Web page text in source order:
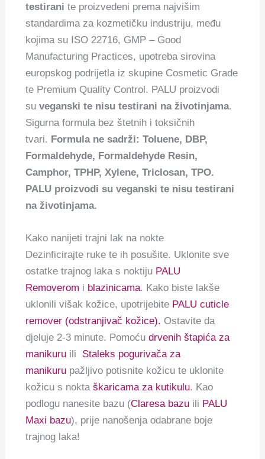
testirani te proizvedeni prema najvišim
standardima za kozmetičku industriju, među
kojima su ISO 22716, GMP – Good
Manufacturing Practices, upotreba sirovina
europskog podrijetla iz skupine Cosmetic Grade
te Premium Quality Control. PALU proizvodi
suveganski te nisu testirani na životinjama.
Sigurna formula bez štetnih i toksičnih
tvari. Formula ne sadrži: Toluene, DBP,
Formaldehyde, Formaldehyde Resin,
Camphor, TPHP, Xylene, Triclosan, TPO.
PALU proizvodi su veganski te nisu testirani
na životinjama.
Kako nanijeti trajni lak na nokte
Dezinficirajte ruke te ih posušite. Uklonite sve
ostatke trajnog laka s noktiju PALU
Removerom i blazinicama. Kako biste lakše
uklonili višak kožice, upotrijebite PALU cuticle
remover (odstranjivač kožice). Ostavite da
djeluje 2-3 minute. Pomoćudrvenih štapića za
manikuru ili Staleks pogurivača za
manikuru pažljivo potisnite kožicu te uklonite
kožicu s noktaškaricama za kutikulu. Kao
podlogu nanesite bazu (Claresa bazu ili PALU
Maxi bazu), prije nanošenja odabrane boje
trajnog laka!